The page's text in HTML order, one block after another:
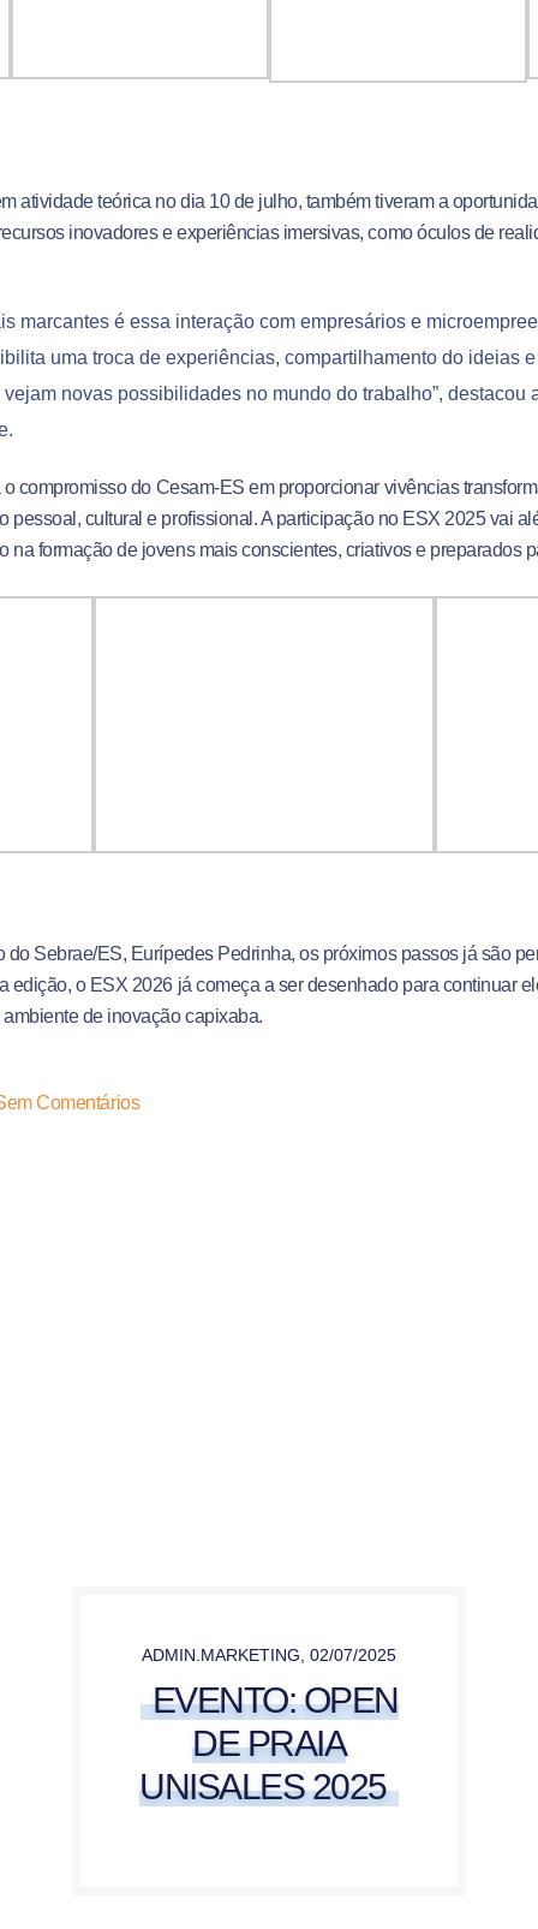
atividade teórica no dia 10 de julho, também tiveram a
inovadores e experiências imersivas, como óculos de
marcantes é essa interação com empresários e
uma troca de experiências, compartilhamento do ideias
novas possibilidades no mundo do trabalho”, destacou
compromisso do Cesam-ES em proporcionar vivências
pessoal, cultural e profissional. A participação no ESX 2025 vai
na formação de jovens mais conscientes, criativos e preparados
do Sebrae/ES, Eurípedes Pedrinha, os próximos passos já são
edição, o ESX 2026 já começa a ser desenhado para continuar
de inovação capixaba.
Comentários
ADMIN.MARKETING 02/07/2025
EVENTO: OPEN
DE PRAIA
UNISALES 2025